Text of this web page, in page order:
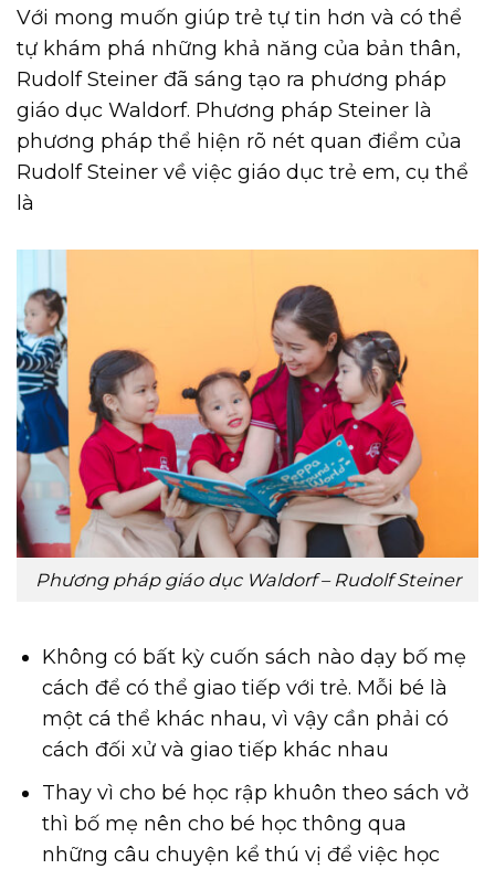
Với mong muốn giúp trẻ tự tin hơn và có thể
tự khám phá những khả năng của bản thân,
Rudolf Steiner đã sáng tạo ra phương pháp
giáo dục Waldorf. Phương pháp Steiner là
phương pháp thể hiện rõ nét quan điểm của
Rudolf Steiner về việc giáo dục trẻ em, cụ thể
là
Phương pháp giáo dục Waldorf – Rudolf Steiner
Không có bất kỳ cuốn sách nào dạy bố mẹ
cách để có thể giao tiếp với trẻ. Mỗi bé là
một cá thể khác nhau, vì vậy cần phải có
cách đối xử và giao tiếp khác nhau
Thay vì cho bé học rập khuôn theo sách vở
thì bố mẹ nên cho bé học thông qua
những câu chuyện kể thú vị để việc học